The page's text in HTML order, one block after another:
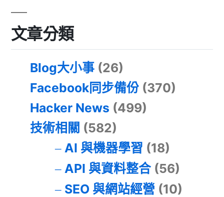
文章分類
Blog大小事 (26)
Facebook同步備份 (370)
Hacker News (499)
技術相關 (582)
AI 與機器學習 (18)
API 與資料整合(56)
SEO 與網站經營 (10)